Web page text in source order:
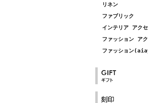
リネン
ファブリック
インテリア アク
ファッション ア
ファッション